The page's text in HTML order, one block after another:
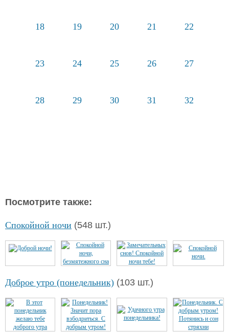
18 19 20 21 22
23 24 25 26 27
28 29 30 31 32
Посмотрите также:
Спокойной ночи (548 шт.)
Доброе утро (понедельник) (103 шт.)